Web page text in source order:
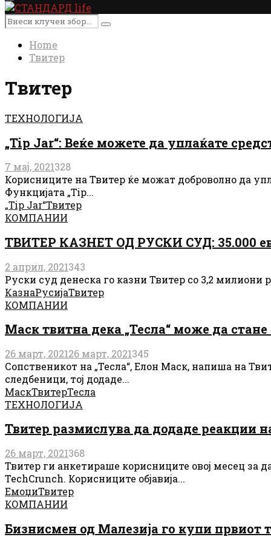
Primary
Menu
Search
for:
Search
Home
Твитер
Твитер
ТЕХНОЛОГИЈА
„Tip Jar“: Веќе можете да уплаќате
7 мај, 2021328
Корисниците на Твитер ќе можат доброволно да
Функцијата „Tip...
„Tip Jar“Твитер
КОМПАНИИ
ТВИТЕР КАЗНET ОД РУСКИ СУД: 35.000
2 април, 2021343
Руски суд денеска го казни Твитер со 3,2 милиони
КазнаРусијаТвитер
КОМПАНИИ
Маск твитна дека „Тесла“ може да
26 март, 202126 март, 2021345
Сопственикот на „Тесла“, Елон Маск, напиша на
следбеници, тој додаде...
МаскТвитерТесла
ТЕХНОЛОГИЈА
Твитер размислува да додаде реакции
26 март, 2021368
Твитер ги анкетираше корисниците овој месец за
TechCrunch. Корисниците објавија...
ЕмоџиТвитер
КОМПАНИИ
Бизнисмен од Малезија го купи првиот